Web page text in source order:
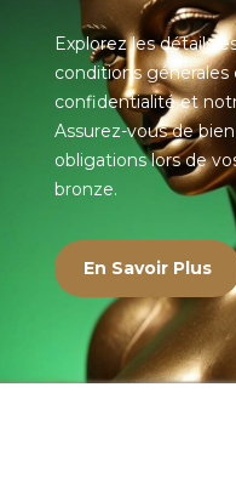
Explorez les détails
conditions
confidentialité et
Assurez-vous de
obligations lors de
bronze.
En Savoir Plus